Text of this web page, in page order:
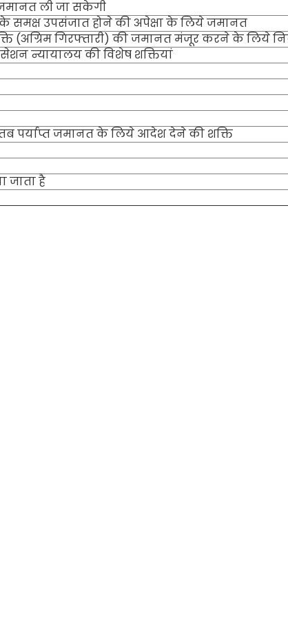
ली जा सकेगी
समक्ष उपसंजात होने की अपेक्षा के लिये जमानत
(अग्रिम गिरफ्तारी) की जमानत मंजूर करने के लिये
न्यायालय की विशेष शक्तियां
पर्याप्त जमानत के लिये आदेश देने की शक्ति
जाता है